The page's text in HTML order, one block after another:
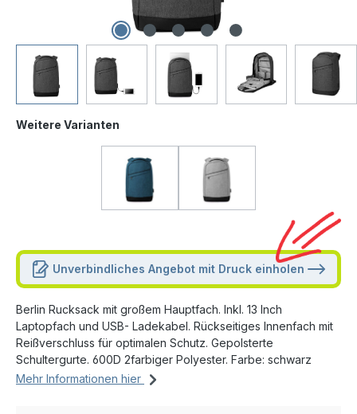
Weitere Varianten
Unverbindliches Angebot mit Druck einholen
Berlin Rucksack mit großem Hauptfach. Inkl. 13 Inch
Laptopfach und USB- Ladekabel. Rückseitiges Innenfach mit
Reißverschluss für optimalen Schutz. Gepolsterte
Schultergurte. 600D 2farbiger Polyester. Farbe: schwarz
Mehr Informationen hier